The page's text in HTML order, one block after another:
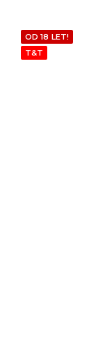
OD 18 LET!
T&T